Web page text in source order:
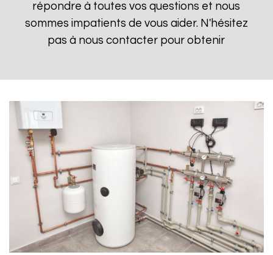
répondre à toutes vos questions et nous
sommes impatients de vous aider. N'hésitez
pas à nous contacter pour obtenir